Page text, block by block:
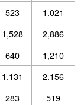
523
1,021
1,528
2,886
640
1,210
1,131
2,156
283
519